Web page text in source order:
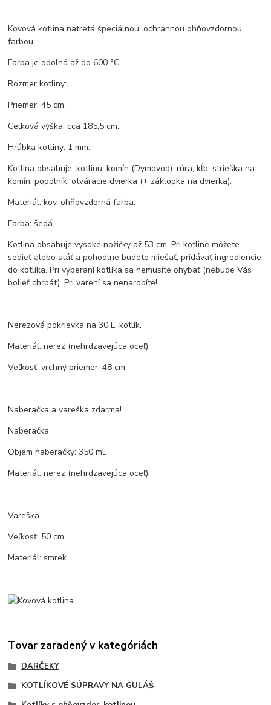
Kovová kotlina natretá špeciálnou, ochrannou ohňovzdornou
farbou.
Farba je odolná až do 600 °C.
Rozmer kotliny:
Priemer: 45 cm.
Celková výška: cca 185,5 cm.
Hrúbka kotliny: 1 mm.
Kotlina obsahuje: kotlinu, komín (Dymovod): rúra, kĺb, strieška na
komín, popolník, otváracie dvierka (+ záklopka na dvierka).
Materiál: kov, ohňovzdorná farba.
Farba: šedá.
Kotlina obsahuje vysoké nožičky až 53 cm. Pri kotline môžete
sedieť alebo stáť a pohodlne budete miešať, pridávať ingrediencie
do kotlíka. Pri vyberaní kotlíka sa nemusíte ohýbať (nebude Vás
bolieť chrbát). Pri varení sa nenarobíte!
Nerezová pokrievka na 30 L. kotlík.
Materiál: nerez (nehrdzavejúca oceľ).
Veľkosť: vrchný priemer: 48 cm.
Naberačka a vareška zdarma!
Naberačka
Objem naberačky: 350 ml.
Materiál: nerez (nehrdzavejúca oceľ).
Vareška
Veľkosť: 50 cm.
Materiál: smrek.
Tovar zaradený v kategóriách
DARČEKY
KOTLÍKOVÉ SÚPRAVY NA GULÁŠ